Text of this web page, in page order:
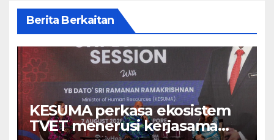
Berita Berkaitan
KESUMA perkasa ekosistem
TVET menerusi kerjasama